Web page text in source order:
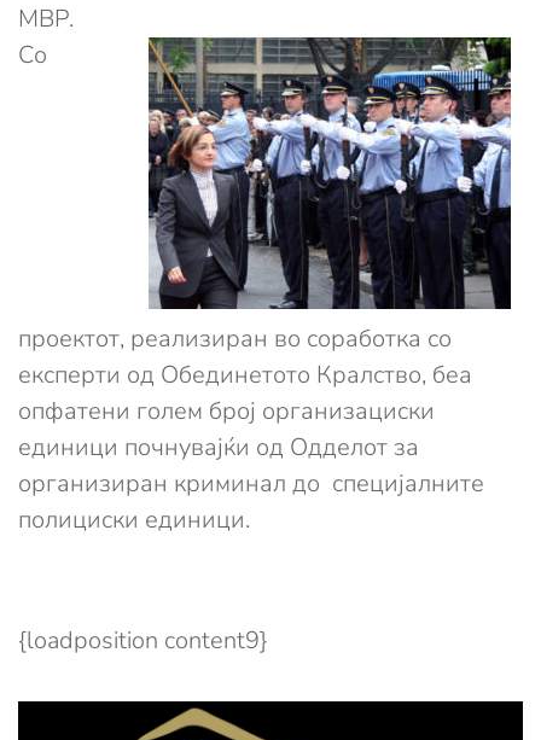
МВР.
Со
проектот, реализиран во соработка со
експерти од Обединетото Кралство, беа
опфатени голем број организациски
единици почнувајќи од Одделот за
организиран криминал до специјалните
полициски единици.
{loadposition content9}